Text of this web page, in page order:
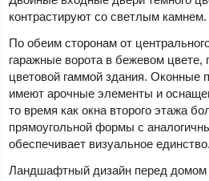
контрастируют со светлым камнем.
По обеим сторонам от
гаражные ворота в бежевом
цветовой гаммой здания. Оконные
имеют арочные элементы и
то время как окна второго этажа
прямоугольной формы с
обеспечивает визуальное единство.
Ландшафтный дизайн перед домом